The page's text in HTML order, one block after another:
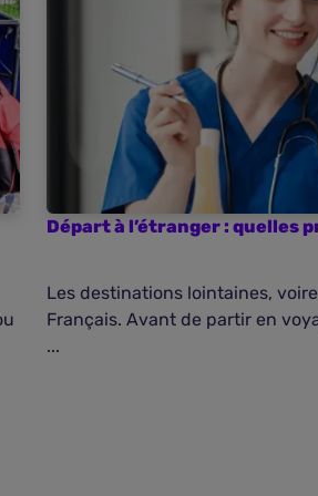
Départ à l’étranger : quelles
Les destinations lointaines,
Français. Avant de partir en
...